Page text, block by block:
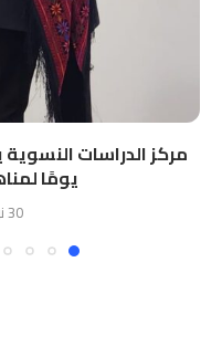
يومًا
30 نوفمبر، 2025